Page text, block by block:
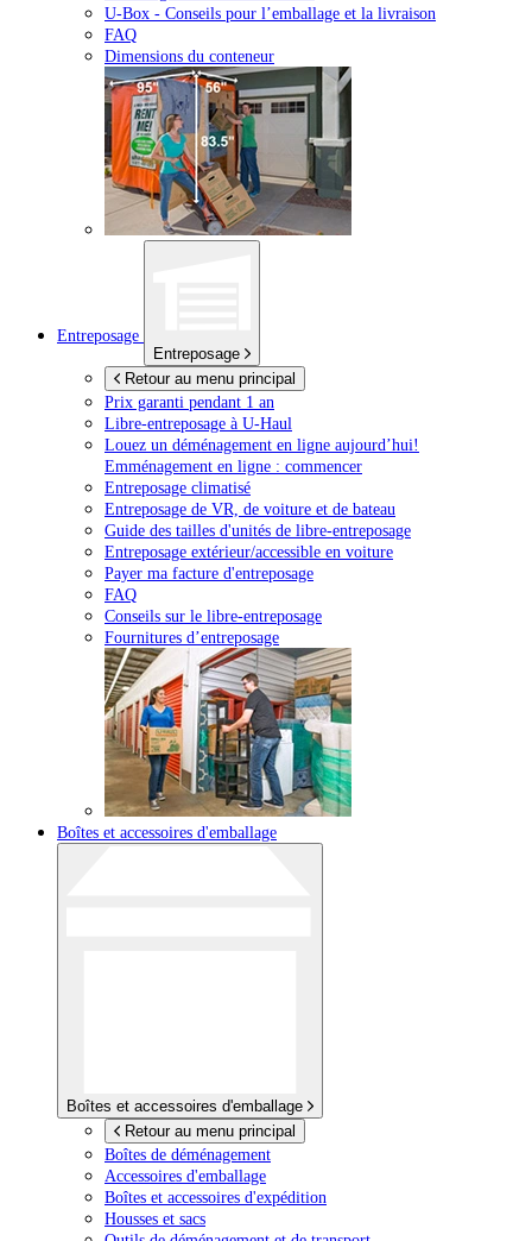
U-Box - Conseils pour l’emballage et la livraison
FAQ
Dimensions du conteneur
Entreposage
Entreposage
Retour au menu principal
Prix garanti pendant 1 an
Libre-entreposage à U-Haul
Louez un déménagement en ligne aujourd’hui!
Emménagement en ligne : commencer
Entreposage climatisé
Entreposage de VR, de voiture et de bateau
Guide des tailles d'unités de libre-entreposage
Entreposage extérieur/accessible en voiture
Payer ma facture d'entreposage
FAQ
Conseils sur le libre-entreposage
Fournitures d’entreposage
Boîtes et accessoires d'emballage
Boîtes et accessoires d'emballage
Retour au menu principal
Boîtes de déménagement
Accessoires d'emballage
Boîtes et accessoires d'expédition
Housses et sacs